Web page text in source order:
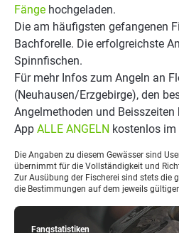
Fangstatistiken
Fänge hochgeladen.
Die am häufigsten gefangenen
Bachforelle. Die erfolgreichste
Spinnfischen.
Für mehr Infos zum Angeln an
(Neuhausen/Erzgebirge), den
Angelmethoden und
App ALLE ANGELN kostenlos im
Die Angaben zu diesem Gewässer sind
übernimmt für die Vollständigkeit und
Zur Ausübung der Fischerei sind stets die
die Bestimmungen auf dem jeweils